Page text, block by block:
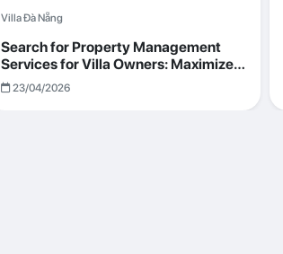
Villa Đà Nẵng
Search for Property Management
Services for Villa Owners: Maximize
Returns with Abogo in Da Nang
23/04/2026